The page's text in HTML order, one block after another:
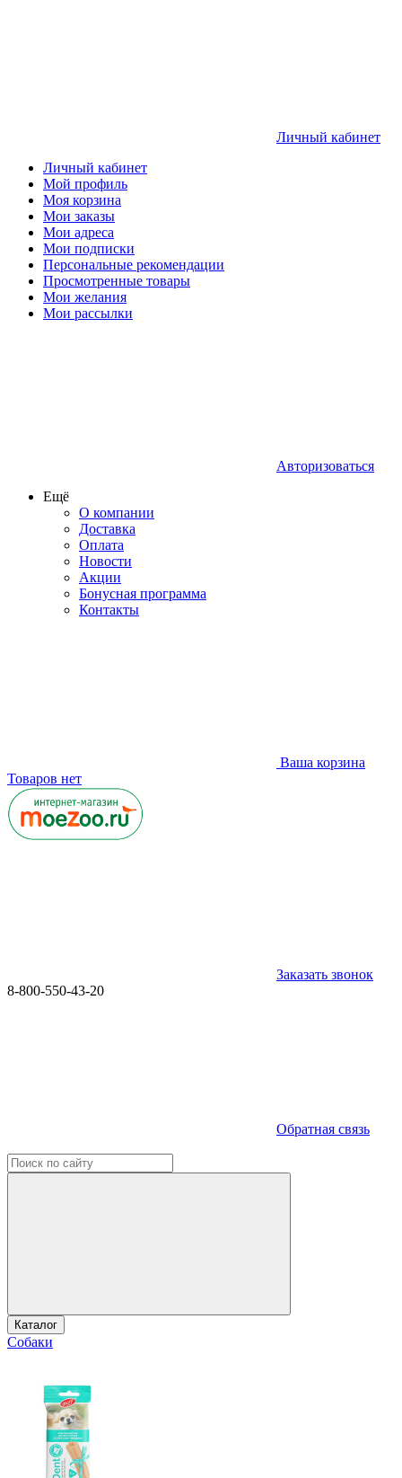
Личный кабинет
Личный кабинет
Мой профиль
Моя корзина
Мои заказы
Мои адреса
Мои подписки
Персональные рекомендации
Просмотренные товары
Мои желания
Мои рассылки
Авторизоваться
Ещё
О компании
Доставка
Оплата
Новости
Акции
Бонусная программа
Контакты
Ваша корзина
Товаров нет
Заказать звонок
8-800-550-43-20
Обратная связь
Каталог
Собаки